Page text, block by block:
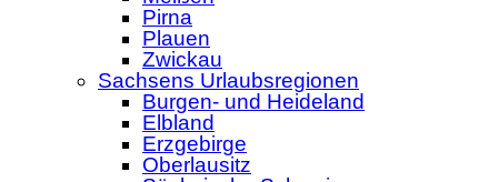
Pirna
Plauen
Zwickau
Sachsens Urlaubsregionen
Burgen- und Heideland
Elbland
Erzgebirge
Oberlausitz